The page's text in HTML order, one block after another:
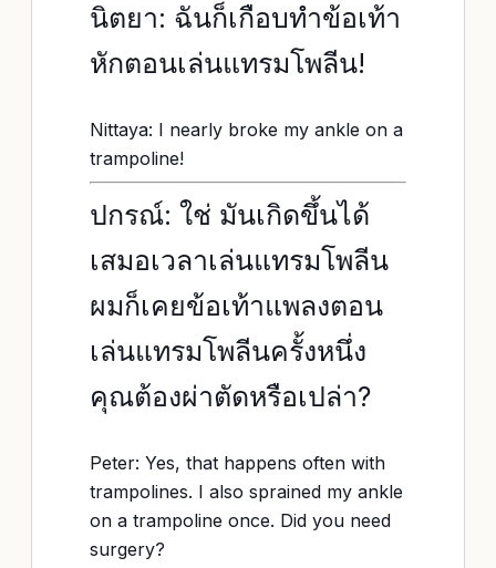
นิตยา: ฉันก็เกือบทำข้อเท้า
หักตอนเล่นแทรมโพลีน!
Nittaya: I nearly broke my ankle on a
trampoline!
ปกรณ์: ใช่ มันเกิดขึ้นได้
เสมอเวลาเล่นแทรมโพลีน
ผมก็เคยข้อเท้าแพลงตอน
เล่นแทรมโพลีนครั้งหนึ่ง
คุณต้องผ่าตัดหรือเปล่า?
Peter: Yes, that happens often with
trampolines. I also sprained my ankle
on a trampoline once. Did you need
surgery?